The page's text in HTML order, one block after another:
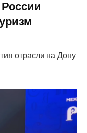
отрасли на Дону